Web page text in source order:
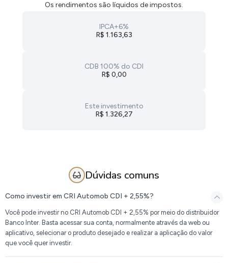
Os rendimentos são líquidos de impostos.
IPCA+6%
R$ 1.163,63
CDB 100% do CDI
R$ 0,00
Este investimento
R$ 1.326,27
Dúvidas comuns
Como investir em CRI Automob CDI + 2,55%?
Você pode investir no CRI Automob CDI + 2,55% por meio do distribuidor
Banco Inter. Basta acessar sua conta, normalmente através da web ou
aplicativo, selecionar o produto desejado e realizar a aplicação do valor
que você quer investir.